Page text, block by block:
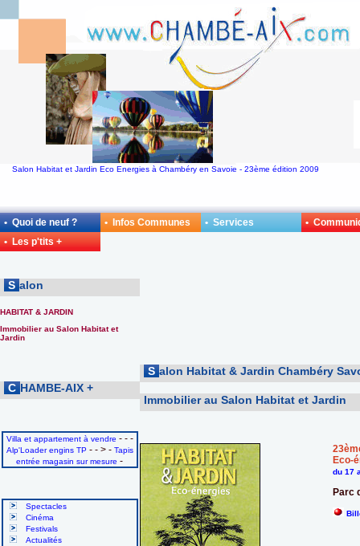
Salon Habitat et Jardin Eco Energies à Chambéry en Savoie - 23ème édition 2009
S alon
HABITAT & JARDIN
Immobilier au Salon Habitat et
Jardin
C HAMBE-AIX +
Villa et appartement à vendre - - -
Alp'Loader engins TP - - > - Tapis
entrée magasin sur mesure -
Spectacles
Cinéma
Festivals
Actualités
S alon Habitat & Jardin Chambéry
Immobilier au Salon Habitat et Jardin
Eco-
du 17
Parc
• Quoi de neuf ? • Infos Communes • Services
•
• Les p'tits +